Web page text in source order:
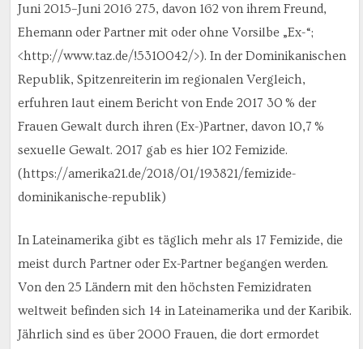
Juni 2015–Juni 2016 275, davon 162 von ihrem Freund,
Ehemann oder Partner mit oder ohne Vorsilbe „Ex-“;
<http://www.taz.de/!5310042/>). In der Dominikanischen
Republik, Spitzenreiterin im regionalen Vergleich,
erfuhren laut einem Bericht von Ende 2017 30 % der
Frauen Gewalt durch ihren (Ex-)Partner, davon 10,7 %
sexuelle Gewalt. 2017 gab es hier 102 Femizide.
(https://amerika21.de/2018/01/193821/femizide-
dominikanische-republik)
In Lateinamerika gibt es täglich mehr als 17 Femizide, die
meist durch Partner oder Ex-Partner begangen werden.
Von den 25 Ländern mit den höchsten Femizidraten
weltweit befinden sich 14 in Lateinamerika und der Karibik.
Jährlich sind es über 2000 Frauen, die dort ermordet